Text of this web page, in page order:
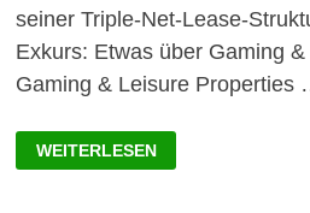
seiner Triple-Net-Lease-
Exkurs: Etwas über Gaming
Gaming & Leisure Properties
GAMING
&
LEISURE
WEITERLESEN